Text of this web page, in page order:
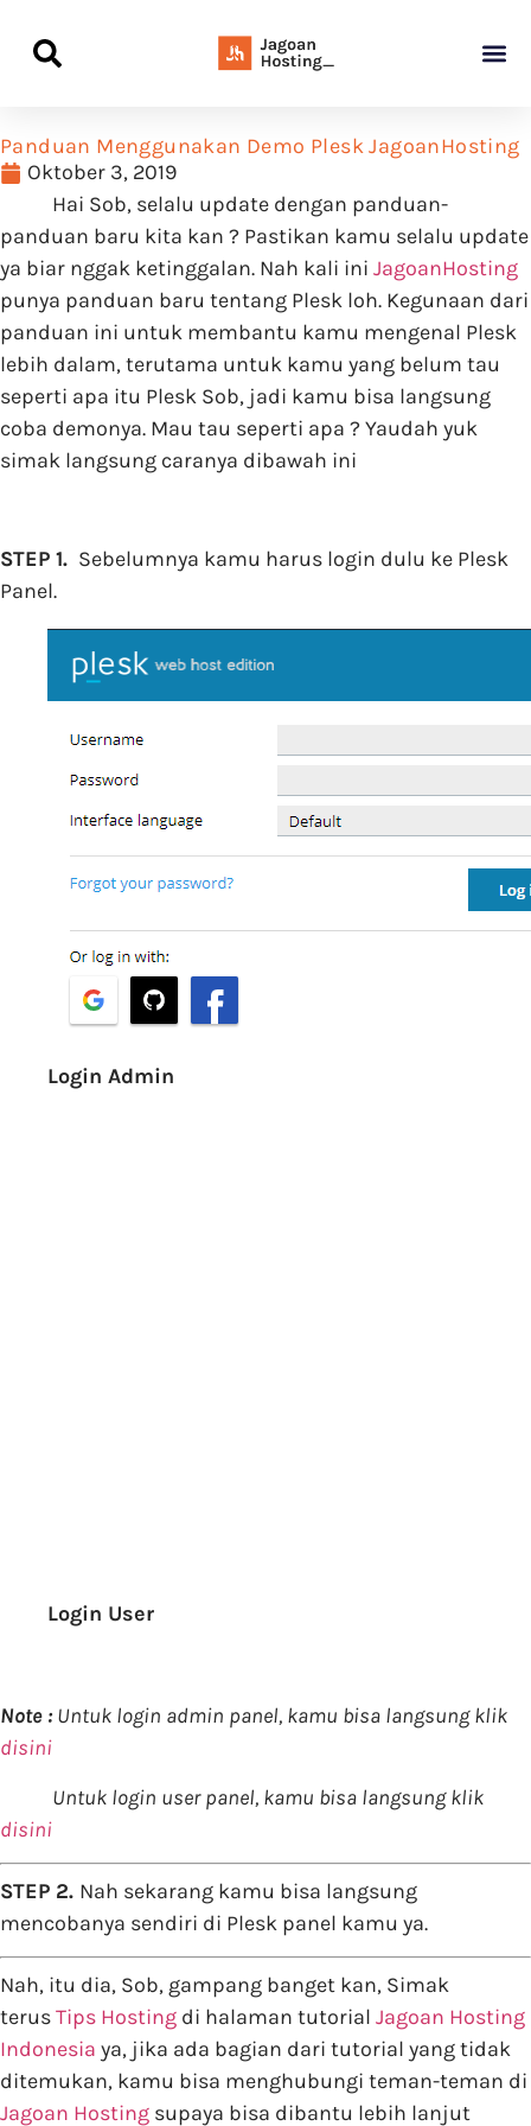
Panduan Menggunakan Demo Plesk JagoanHosting
Oktober 3, 2019
Hai Sob, selalu update dengan panduan-
panduan baru kita kan ? Pastikan kamu selalu update
ya biar nggak ketinggalan. Nah kali ini JagoanHosting
punya panduan baru tentang Plesk loh. Kegunaan dari
panduan ini untuk membantu kamu mengenal Plesk
lebih dalam, terutama untuk kamu yang belum tau
seperti apa itu Plesk Sob, jadi kamu bisa langsung
coba demonya. Mau tau seperti apa ? Yaudah yuk
simak langsung caranya dibawah ini
STEP 1. Sebelumnya kamu harus login dulu ke Plesk
Panel.
Login Admin
Login User
Note : Untuk login admin panel, kamu bisa langsung klik
disini
Untuk login user panel, kamu bisa langsung klik
disini
STEP 2. Nah sekarang kamu bisa langsung
mencobanya sendiri di Plesk panel kamu ya.
Nah, itu dia, Sob, gampang banget kan, Simak
terusTips Hosting di halaman tutorial Jagoan Hosting
Indonesia ya, jika ada bagian dari tutorial yang tidak
ditemukan, kamu bisa menghubungi teman-teman di
Jagoan Hosting supaya bisa dibantu lebih lanjut